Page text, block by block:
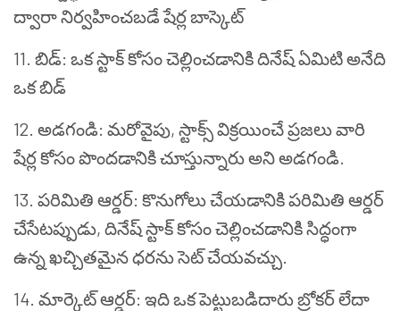
ద్వారా నిర్వహించబడే షేర్ల బాస్కెట్
11. బిడ్: ఒక స్టాక్ కోసం చెల్లించడానికి దినేష్ ఏమిటి అనేది
ఒక బిడ్
12. అడగండి: మరోవైపు, స్టాక్స్ విక్రయించే ప్రజలు వారి
షేర్ల కోసం పొందడానికి చూస్తున్నారు అని అడగండి.
13. పరిమితి ఆర్డర్: కొనుగోలు చేయడానికి పరిమితి ఆర్డర్
చేసేటప్పుడు, దినేష్ స్టాక్ కోసం చెల్లించడానికి సిద్ధంగా
ఉన్న ఖచ్చితమైన ధరను సెట్ చేయవచ్చు.
14. మార్కెట్ ఆర్డర్: ఇది ఒక పెట్టుబడిదారు బ్రోకర్ లేదా